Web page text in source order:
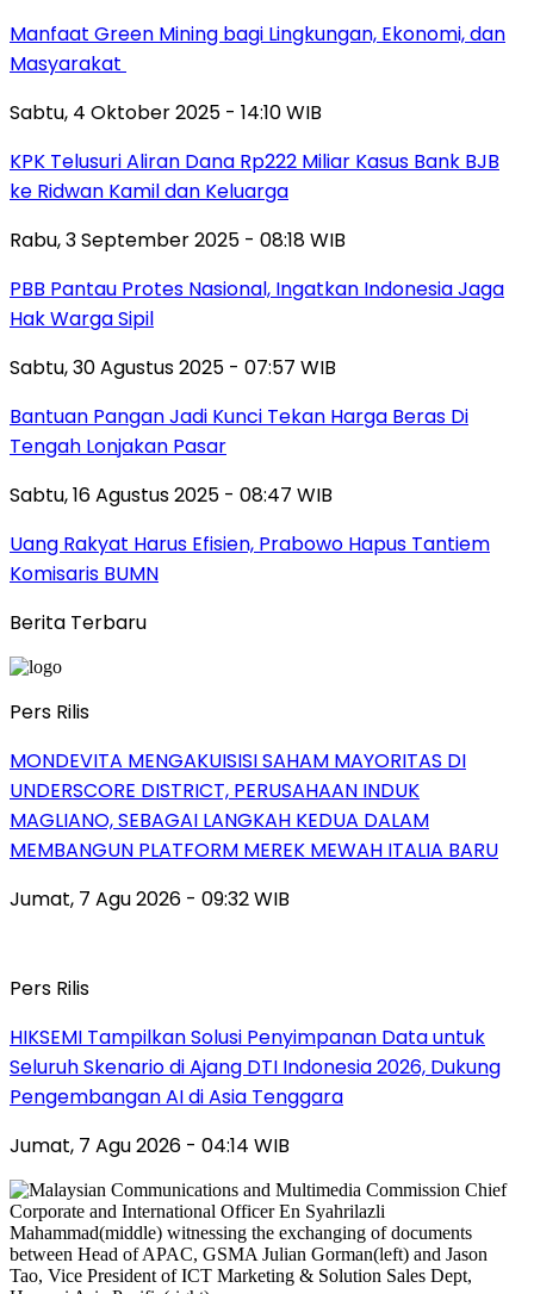
Manfaat Green Mining bagi Lingkungan, Ekonomi, dan
Masyarakat
Sabtu, 4 Oktober 2025 - 14:10 WIB
KPK Telusuri Aliran Dana Rp222 Miliar Kasus Bank BJB
ke Ridwan Kamil dan Keluarga
Rabu, 3 September 2025 - 08:18 WIB
PBB Pantau Protes Nasional, Ingatkan Indonesia Jaga
Hak Warga Sipil
Sabtu, 30 Agustus 2025 - 07:57 WIB
Bantuan Pangan Jadi Kunci Tekan Harga Beras Di
Tengah Lonjakan Pasar
Sabtu, 16 Agustus 2025 - 08:47 WIB
Uang Rakyat Harus Efisien, Prabowo Hapus Tantiem
Komisaris BUMN
Berita Terbaru
Pers Rilis
MONDEVITA MENGAKUISISI SAHAM MAYORITAS DI
UNDERSCORE DISTRICT, PERUSAHAAN INDUK
MAGLIANO, SEBAGAI LANGKAH KEDUA DALAM
MEMBANGUN PLATFORM MEREK MEWAH ITALIA BARU
Jumat, 7 Agu 2026 - 09:32 WIB
Pers Rilis
HIKSEMI Tampilkan Solusi Penyimpanan Data untuk
Seluruh Skenario di Ajang DTI Indonesia 2026, Dukung
Pengembangan AI di Asia Tenggara
Jumat, 7 Agu 2026 - 04:14 WIB